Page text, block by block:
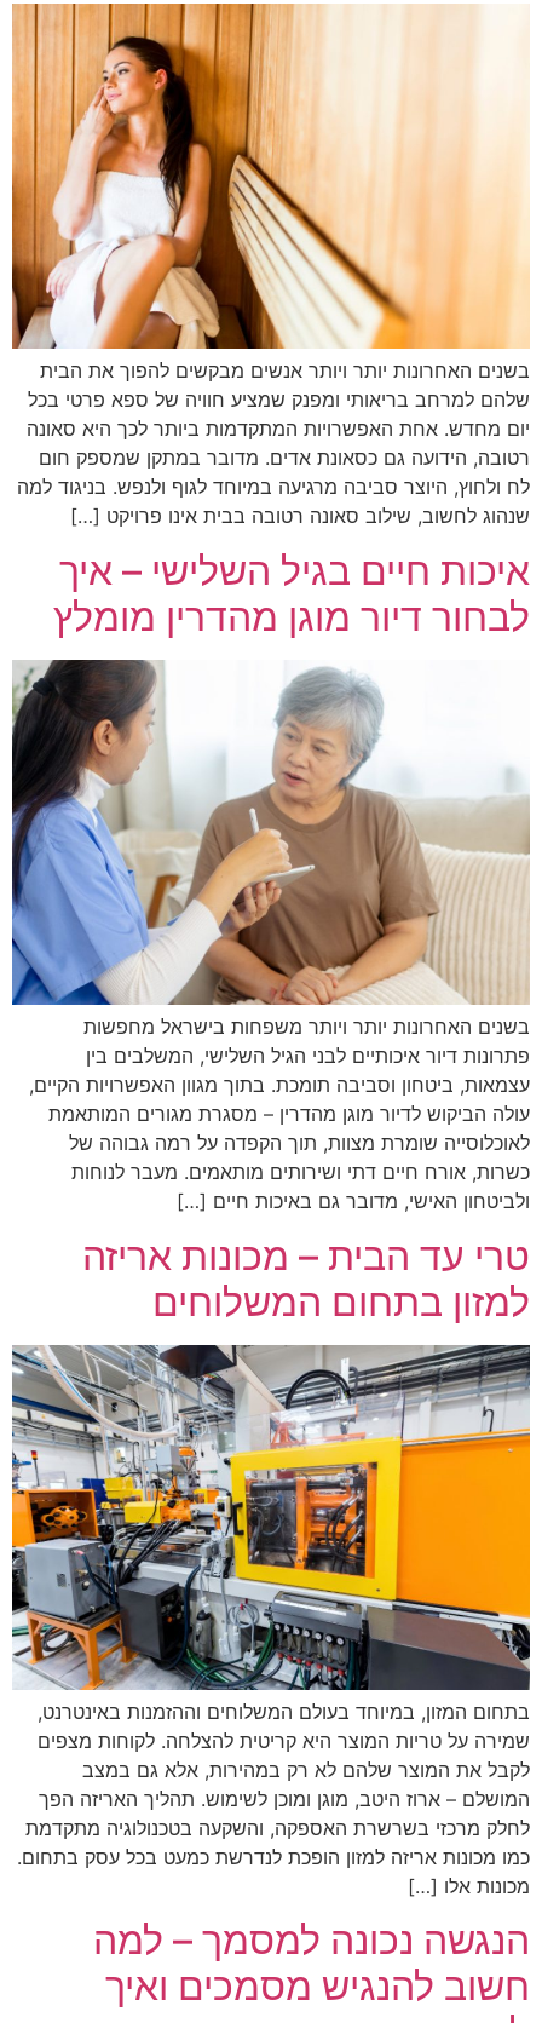
בשנים האחרונות יותר ויותר אנשים מבקשים להפוך את הבית
שלהם למרחב בריאותי ומפנק שמציע חוויה של ספא פרטי בכל
יום מחדש. אחת האפשרויות המתקדמות ביותר לכך היא סאונה
רטובה, הידועה גם כסאונת אדים. מדובר במתקן שמספק חום
לח ולחוץ, היוצר סביבה מרגיעה במיוחד לגוף ולנפש. בניגוד למה
שנהוג לחשוב, שילוב סאונה רטובה בבית אינו פרויקט […]
איכות חיים בגיל השלישי – איך
לבחור דיור מוגן מהדרין מומלץ
בשנים האחרונות יותר ויותר משפחות בישראל מחפשות
פתרונות דיור איכותיים לבני הגיל השלישי, המשלבים בין
עצמאות, ביטחון וסביבה תומכת. בתוך מגוון האפשרויות הקיים,
עולה הביקוש לדיור מוגן מהדרין – מסגרת מגורים המותאמת
לאוכלוסייה שומרת מצוות, תוך הקפדה על רמה גבוהה של
כשרות, אורח חיים דתי ושירותים מותאמים. מעבר לנוחות
ולביטחון האישי, מדובר גם באיכות חיים […]
טרי עד הבית – מכונות אריזה
למזון בתחום המשלוחים
בתחום המזון, במיוחד בעולם המשלוחים וההזמנות באינטרנט,
שמירה על טריות המוצר היא קריטית להצלחה. לקוחות מצפים
לקבל את המוצר שלהם לא רק במהירות, אלא גם במצב
המושלם – ארוז היטב, מוגן ומוכן לשימוש. תהליך האריזה הפך
לחלק מרכזי בשרשרת האספקה, והשקעה בטכנולוגיה מתקדמת
כמו מכונות אריזה למזון הופכת לנדרשת כמעט בכל עסק בתחום.
מכונות אלו […]
הנגשה נכונה למסמך – למה
חשוב להנגיש מסמכים ואיך